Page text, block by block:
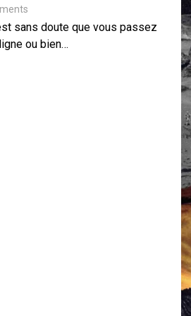
: « On impose et copie le
sans doute que vous passez
ou bien…